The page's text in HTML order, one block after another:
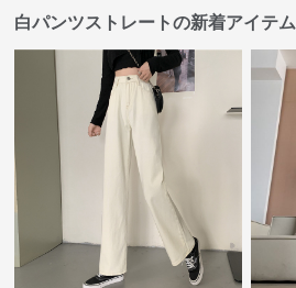
白パンツストレートの新着アイテム